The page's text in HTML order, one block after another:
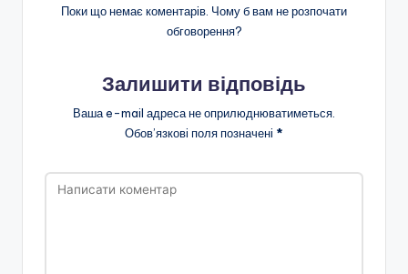
Поки що немає коментарів. Чому б вам не розпочати
обговорення?
Залишити відповідь
Ваша e-mail адреса не оприлюднюватиметься.
Обов’язкові поля позначені *